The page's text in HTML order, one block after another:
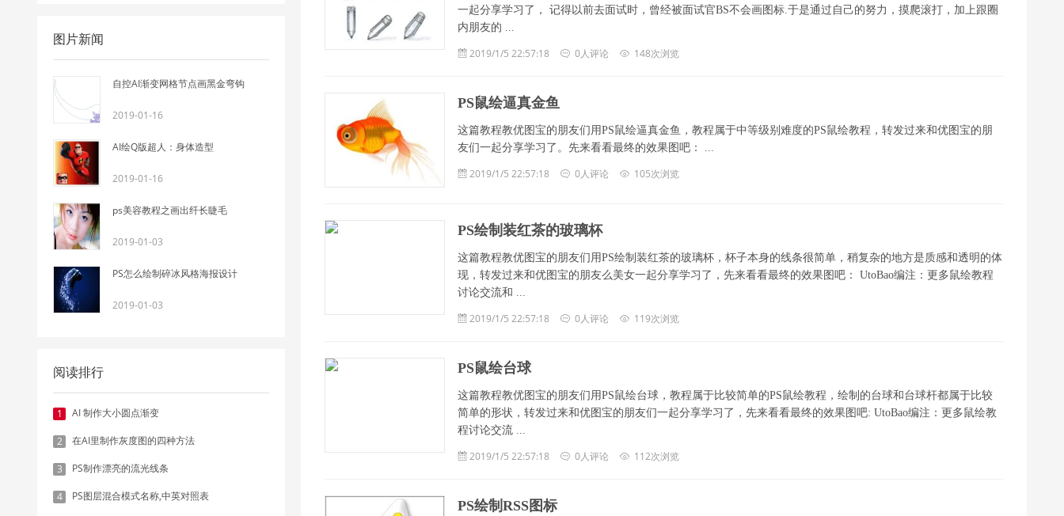
图片新闻
自控AI渐变网格节点画黑金弯钩
2019-01-16
AI绘Q版超人：身体造型
2019-01-16
ps美容教程之画出纤长睫毛
2019-01-03
PS怎么绘制碎冰风格海报设计
2019-01-03
阅读排行
1 AI 制作大小圆点渐变
2 在AI里制作灰度图的四种方法
3 PS制作漂亮的流光线条
4 PS图层混合模式名称,中英对照表
一起分享学习了， 记得以前去面试时，曾经被面试官BS不会画图标.于是通过自己的努力，摸爬滚打，加上跟圈
内朋友的 ...
2019/1/5 22:57:18 0人评论 148次浏览
PS鼠绘逼真金鱼
这篇教程教优图宝的朋友们用PS鼠绘逼真金鱼，教程属于中等级别难度的PS鼠绘教程，转发过来和优图宝的朋
友们一起分享学习了。先来看看最终的效果图吧： ...
2019/1/5 22:57:18 0人评论 105次浏览
PS绘制装红茶的玻璃杯
这篇教程教优图宝的朋友们用PS绘制装红茶的玻璃杯，杯子本身的线条很简单，稍复杂的地方是质感和透明的体
现，转发过来和优图宝的朋友么美女一起分享学习了，先来看看最终的效果图吧： UtoBao编注：更多鼠绘教程
讨论交流和 ...
2019/1/5 22:57:18 0人评论 119次浏览
PS鼠绘台球
这篇教程教优图宝的朋友们用PS鼠绘台球，教程属于比较简单的PS鼠绘教程，绘制的台球和台球杆都属于比较
简单的形状，转发过来和优图宝的朋友们一起分享学习了，先来看看最终的效果图吧: UtoBao编注：更多鼠绘教
程讨论交流 ...
2019/1/5 22:57:18 0人评论 112次浏览
PS绘制RSS图标